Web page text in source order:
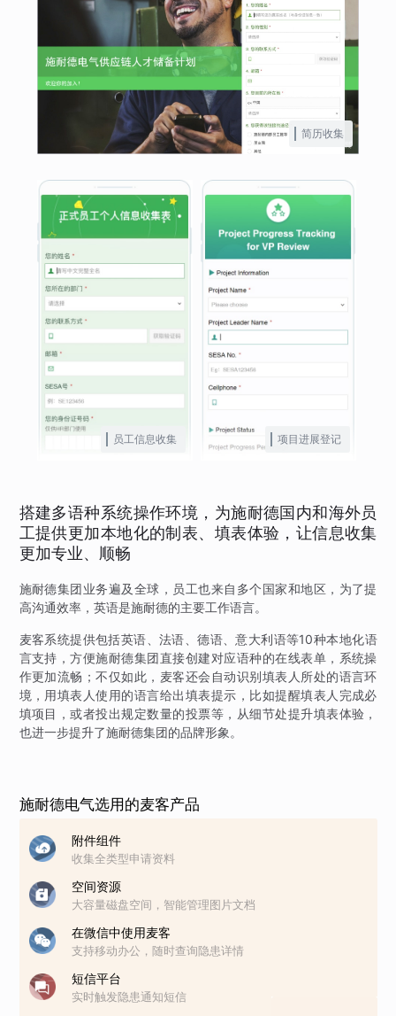
简历收集
员工信息收集 项目进展登记
搭建多语种系统操作环境，为施耐德国内和海外员
工提供更加本地化的制表、填表体验，让信息收集
更加专业、顺畅
施耐德集团业务遍及全球，员工也来自多个国家和地区，为了提
高沟通效率，英语是施耐德的主要工作语言。
麦客系统提供包括英语、法语、德语、意大利语等10种本地化语
言支持，方便施耐德集团直接创建对应语种的在线表单，系统操
作更加流畅；不仅如此，麦客还会自动识别填表人所处的语言环
境，用填表人使用的语言给出填表提示，比如提醒填表人完成必
填项目，或者投出规定数量的投票等，从细节处提升填表体验，
也进一步提升了施耐德集团的品牌形象。
施耐德电气选用的麦客产品
附件组件
收集全类型申请资料
空间资源
大容量磁盘空间，智能管理图片文档
在微信中使用麦客
支持移动办公，随时查询隐患详情
短信平台
实时触发隐患通知短信